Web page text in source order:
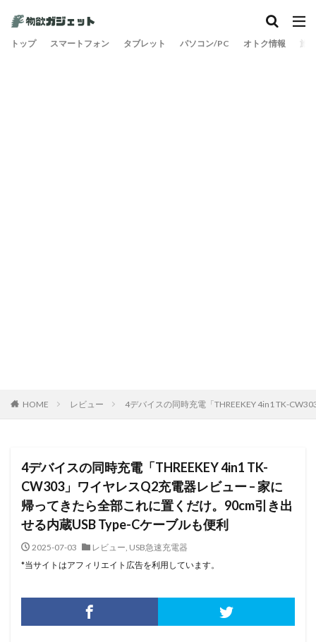
トップ スマートフォン タブレット パソコン/PC オトク情報 旅
HOME レビュー 4デバイスの同時充電「THREEKEY 4in1 TK-
4デバイスの同時充電「THREEKEY 4in1 TK-
CW303」ワイヤレスQ2充電器レビュー – 家に
帰ってきたら全部これに置くだけ。90cm引き出
せる内蔵USB Type-Cケーブルも便利
2025-07-03 レビュー, USB急速充電器
*当サイトはアフィリエイト広告を利用しています。